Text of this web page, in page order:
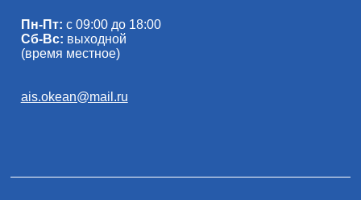
Пн-Пт: с 09:00 до 18:00
Сб-Вс: выходной
(время местное)
ais.okean@mail.ru